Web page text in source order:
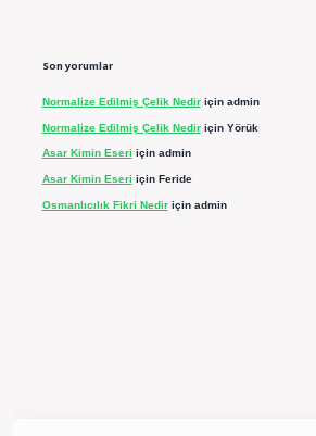
Son yorumlar
Normalize Edilmiş Çelik Nediriçin admin
Normalize Edilmiş Çelik Nediriçin Yörük
Asar Kimin Eseri için admin
Asar Kimin Eseri için Feride
Osmanlıcılık Fikri Nediriçin admin